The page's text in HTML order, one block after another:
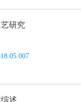
研究
述